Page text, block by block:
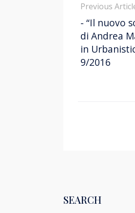
Previous
- “Il nuovo
di Andrea
in
9/2016
SEARCH